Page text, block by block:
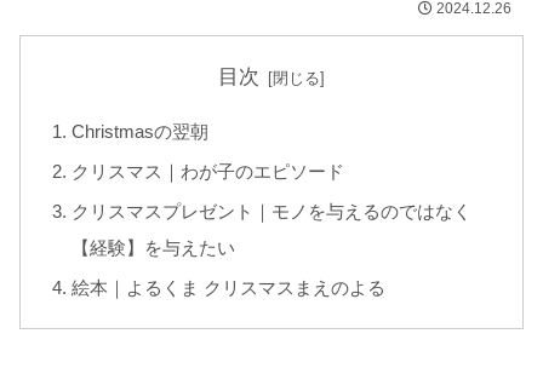
2024.12.26
目次
Christmasの翌朝
クリスマス｜わが子のエピソード
クリスマスプレゼント｜モノを与えるのではなく
【経験】を与えたい
絵本｜よるくま クリスマスまえのよる